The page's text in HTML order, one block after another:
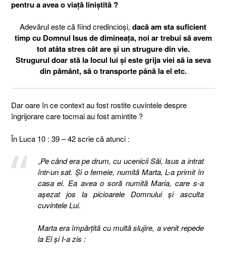
pentru a avea o viață liniștită ?
Adevărul este că fiind credincioși, dacă am sta suficient
timp cu Domnul Isus de dimineața, noi ar trebui să avem
tot atâta stres cât are și un strugure din vie.
Strugurul doar stă la locul lui și este grija viei să ia seva
din pământ, să o transporte până la el etc.
Dar oare în ce context au fost rostite cuvintele despre
îngrijorare care tocmai au fost amintite ?
În Luca 10 : 39 – 42 scrie că atunci :
„Pe când era pe drum, cu ucenicii Săi, Isus a intrat
într-un sat. Şi o femeie, numită Marta, L-a primit în
casa ei. Ea avea o soră numită Maria, care s-a
aşezat jos la picioarele Domnului şi asculta
cuvintele Lui.
Marta era împărţită cu multă slujire, a venit repede
la El şi I-a zis :